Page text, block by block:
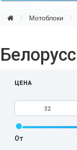
Мотоблоки
ЦЕНА
От